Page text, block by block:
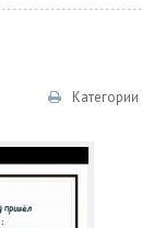
Категории